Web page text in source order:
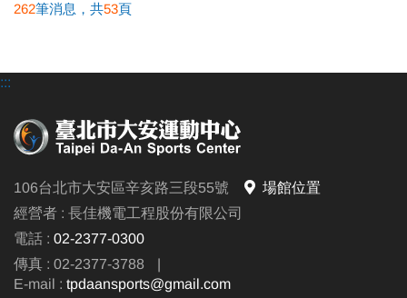
262筆消息，共53頁
:::
106台北市大安區辛亥路三段55號
場館位置
經營者 : 長佳機電工程股份有限公司
電話 : 02-2377-0300
傳真 : 02-2377-3788
|
E-mail : tpdaansports@gmail.com